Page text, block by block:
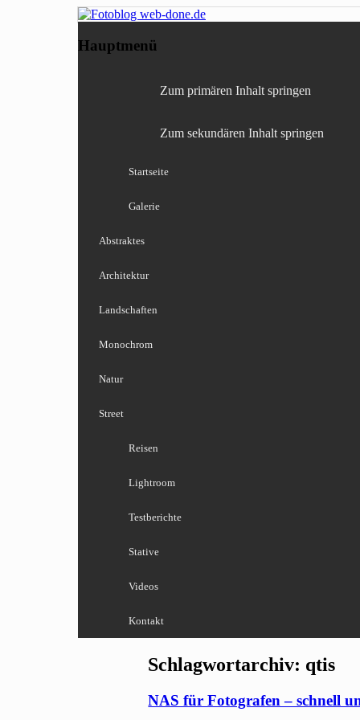
Fotoblog web-
Hauptmenü
Zum primären Inhalt springen
Zum sekundären Inhalt springen
Startseite
Galerie
Abstraktes
Architektur
Landschaften
Monochrom
Natur
Street
Reisen
Lightroom
Testberichte
Stative
Videos
Kontakt
Schlagwortarchiv: qtis
NAS für Fotografen – schnell